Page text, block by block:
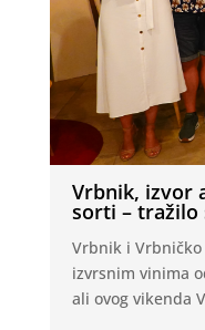
Vrbnik, izvor
sorti – tražilo
Vrbnik i
izvrsnim vinima
ali ovog vikenda